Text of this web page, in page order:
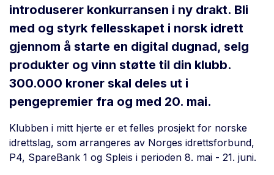
introduserer konkurransen i ny drakt. Bli
med og styrk fellesskapet i norsk idrett
gjennom å starte en digital dugnad, selg
produkter og vinn støtte til din klubb.
300.000 kroner skal deles ut i
pengepremier fra og med 20. mai.
Klubben i mitt hjerte er et felles prosjekt for norske
idrettslag, som arrangeres av Norges idrettsforbund,
P4, SpareBank 1 og Spleis i perioden 8. mai - 21. juni.